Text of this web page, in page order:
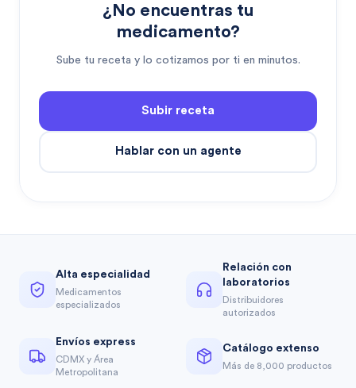
¿No encuentras tu
medicamento?
Sube tu receta y lo cotizamos por ti en minutos.
Subir receta
Hablar con un agente
Alta especialidad
Medicamentos
especializados
Relación con
laboratorios
Distribuidores
autorizados
Envíos express
CDMX y Área
Metropolitana
Catálogo extenso
Más de 8,000 productos